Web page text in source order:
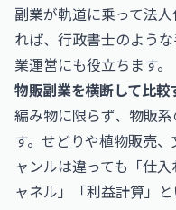
副業が軌道に乗って法
れば、 行政書士のよう
業運営にも役立ちます。
物販副業を横断して比較
編み物に限らず、物販
す。せどりや植物販売
ャンルは違っても「仕
ャネル」「利益計算」